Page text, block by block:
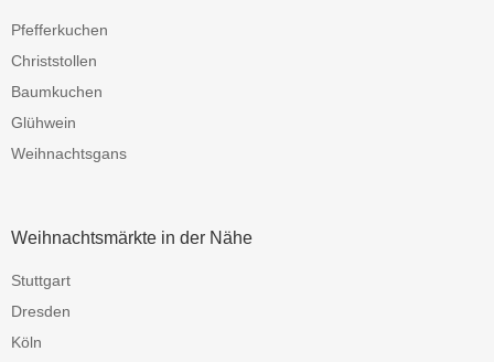
Pfefferkuchen
Christstollen
Baumkuchen
Glühwein
Weihnachtsgans
Weihnachtsmärkte in der Nähe
Stuttgart
Dresden
Köln